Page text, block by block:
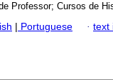
Professor; Cursos de
| Portuguese · text